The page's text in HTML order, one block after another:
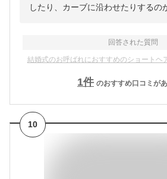
したり、カーブに沿わせたりするの
回答された質問
結婚式のお呼ばれにおすすめのショートヘ
1件 のおすすめ口コミが
10